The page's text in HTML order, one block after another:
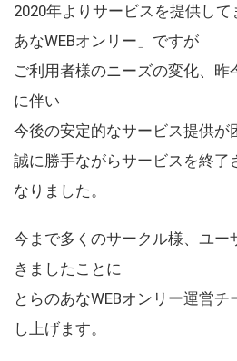
2020年よりサービスを提供し
あなWEBオンリー」ですが
ご利用者様のニーズの変化、
に伴い
今後の安定的なサービス提供が
誠に勝手ながらサービスを終了
なりました。
今まで多くのサークル様、ユー
きましたことに
とらのあなWEBオンリー運営
し上げます。